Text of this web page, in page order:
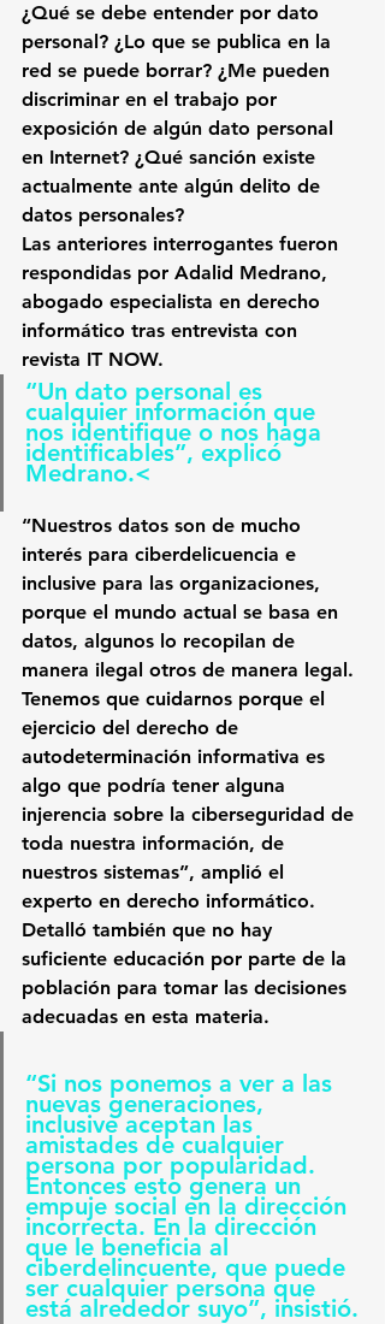
¿Qué se debe entender por dato
personal? ¿Lo que se publica en la
red se puede borrar? ¿Me pueden
discriminar en el trabajo por
exposición de algún dato personal
en Internet? ¿Qué sanción existe
actualmente ante algún delito de
datos personales?
Las anteriores interrogantes fueron
respondidas por Adalid Medrano,
abogado especialista en derecho
informático tras entrevista con
revista IT NOW.
“Un dato personal es
cualquier información que
nos identifique o nos haga
identificables”, explicó
Medrano.<
“Nuestros datos son de mucho
interés para ciberdelicuencia e
inclusive para las organizaciones,
porque el mundo actual se basa en
datos, algunos lo recopilan de
manera ilegal otros de manera legal.
Tenemos que cuidarnos porque el
ejercicio del derecho de
autodeterminación informativa es
algo que podría tener alguna
injerencia sobre la ciberseguridad de
toda nuestra información, de
nuestros sistemas”, amplió el
experto en derecho informático.
Detalló también que no hay
suficiente educación por parte de la
población para tomar las decisiones
adecuadas en esta materia.
“Si nos ponemos a ver a las
nuevas generaciones,
inclusive aceptan las
amistades de cualquier
persona por popularidad.
Entonces esto genera un
empuje social en la dirección
incorrecta. En la dirección
que le beneficia al
ciberdelincuente, que puede
ser cualquier persona que
está alrededor suyo”, insistió.